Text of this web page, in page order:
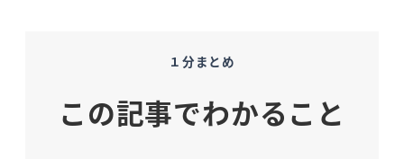
１分まとめ
この記事でわかること